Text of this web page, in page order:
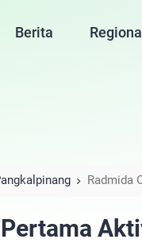
Berita Regional
Radmida